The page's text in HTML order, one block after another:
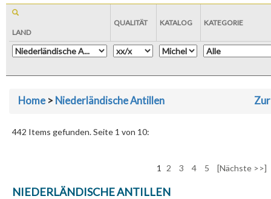
LAND
QUALITÄT KATALOG KATEGORIE
Home>Niederländische Antillen
442 Items gefunden. Seite 1 von 10:
1 2 3 4 5 [Nächste >>]
NIEDERLÄNDISCHE ANTILLEN